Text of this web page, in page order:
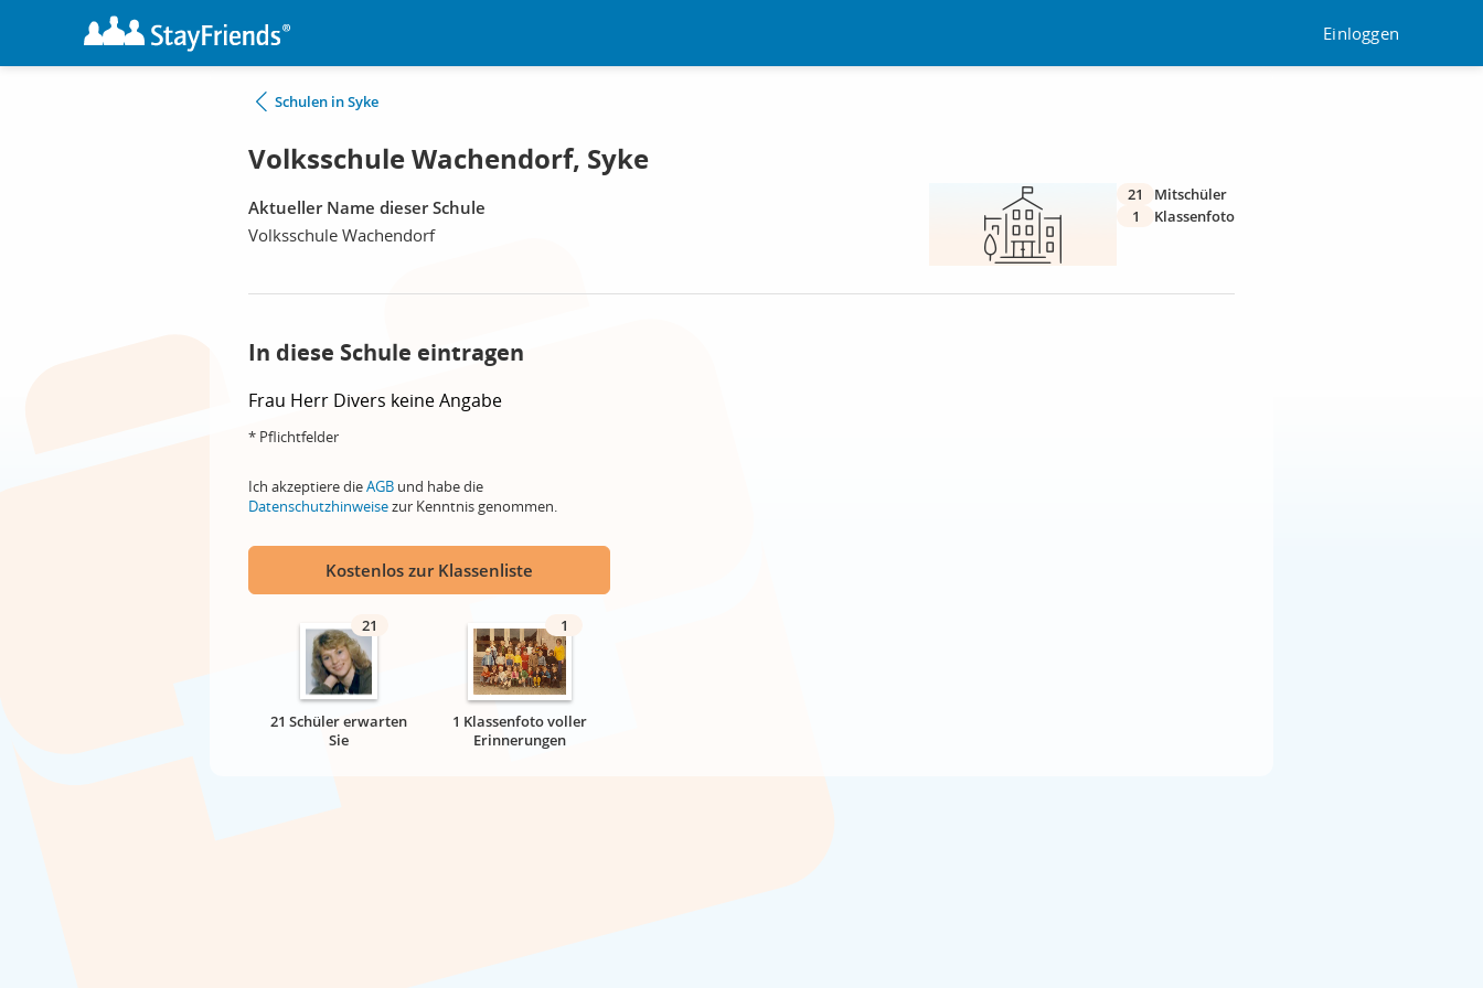
Einloggen
Schulen in Syke
Volksschule Wachendorf, Syke
Aktueller Name dieser Schule
Volksschule Wachendorf
21
Mitschüler
1
Klassenfoto
In diese Schule eintragen
Frau Herr Divers keine Angabe
* Pflichtfelder
Ich akzeptiere dieAGB und habe die
Datenschutzhinweisezur Kenntnis genommen.
Kostenlos zur Klassenliste
21
21 Schüler erwarten
Sie
1
1 Klassenfoto voller
Erinnerungen